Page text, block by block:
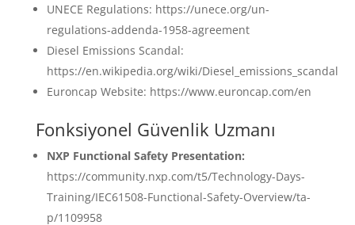
UNECE Regulations: https://unece.org/un-
regulations-addenda-1958-agreement
Diesel Emissions Scandal:
https://en.wikipedia.org/wiki/Diesel_emissions_scandal
Euroncap Website: https://www.euroncap.com/en
Fonksiyonel Güvenlik Uzmanı
NXP Functional Safety Presentation:
https://community.nxp.com/t5/Technology-Days-
Training/IEC61508-Functional-Safety-Overview/ta-
p/1109958